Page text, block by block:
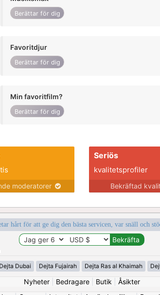
Berättar för dig
Favoritdjur
Berättar för dig
Min favoritfilm?
Berättar för dig
moderatorer
Seriös
kvalitetsprofiler
Bekräftad
hårt för att ge dig den bästa servicen, var snäll och
Dejta Dubai Dejta Fujairah Dejta Ras al Khaimah
Nyheter| Bedragare| Butik
Åsikter